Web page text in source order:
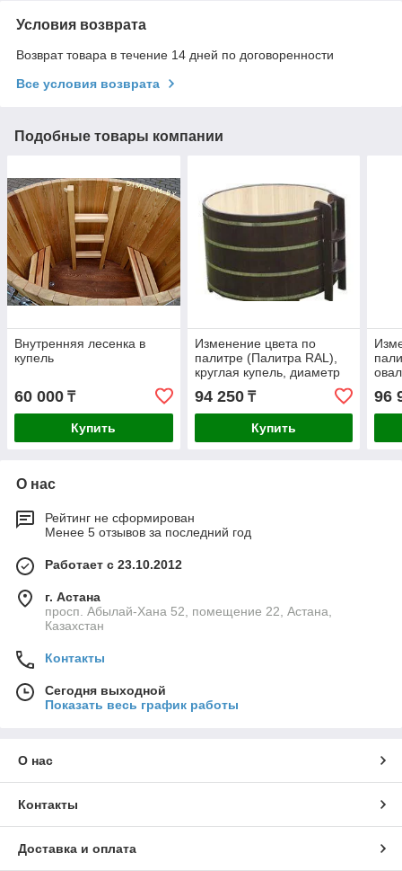
Условия возврата
Возврат товара в течение 14 дней по договоренности
Все условия возврата
Подобные товары компании
Внутренняя лесенка в
купель
60 000 ₸
Купить
Изменение цвета по
палитре (Палитра RAL),
круглая купель, диаметр
94 250₸
Купить
96
О нас
Рейтинг не сформирован
Менее 5 отзывов за последний год
Работает с 23.10.2012
г. Астана
просп. Абылай-Хана 52, помещение 22, Астана,
Казахстан
Контакты
Сегодня выходной
Показать весь график работы
О нас
Контакты
Доставка и оплата